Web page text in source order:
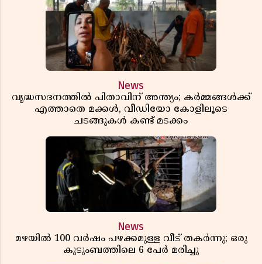
News
വൃദ്ധസദനത്തിൽ പിതാവിന് അന്ത്യം; കർമ്മങ്ങൾക്ക്
എത്താതെ മക്കൾ, വീഡിയോ കോളിലൂടെ
ചടങ്ങുകൾ കണ്ട് മടക്കം
News
മഴയിൽ 100 വർഷം പഴക്കമുള്ള വീട് തകർന്നു; ഒരു
കുടുംബത്തിലെ 6 പേർ മരിച്ചു